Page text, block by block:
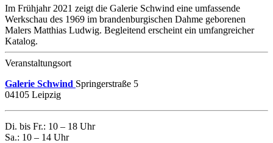
Im Frühjahr 2021 zeigt die Galerie Schwind eine umfassende
Werkschau des 1969 im brandenburgischen Dahme geborenen
Malers Matthias Ludwig. Begleitend erscheint ein umfangreicher
Katalog.
Veranstaltungsort
Galerie Schwind Springerstraße 5
04105 Leipzig
Di. bis Fr.: 10 – 18 Uhr
Sa.: 10 – 14 Uhr